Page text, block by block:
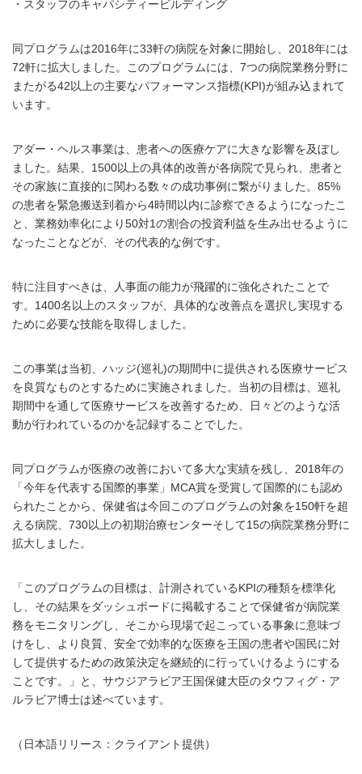
・スタッフのキャパシティービルディング
同プログラムは2016年に33軒の病院を対象に開始し、2018年には
72軒に拡大しました。このプログラムには、7つの病院業務分野に
またがる42以上の主要なパフォーマンス指標(KPI)が組み込まれて
います。
アダー・ヘルス事業は、患者への医療ケアに大きな影響を及ぼし
ました。結果、1500以上の具体的改善が各病院で見られ、患者と
その家族に直接的に関わる数々の成功事例に繋がりました。85%
の患者を緊急搬送到着から4時間以内に診察できるようになったこ
と、業務効率化により50対1の割合の投資利益を生み出せるように
なったことなどが、その代表的な例です。
特に注目すべきは、人事面の能力が飛躍的に強化されたことで
す。1400名以上のスタッフが、具体的な改善点を選択し実現する
ために必要な技能を取得しました。
この事業は当初、ハッジ(巡礼)の期間中に提供される医療サービス
を良質なものとするために実施されました。当初の目標は、巡礼
期間中を通して医療サービスを改善するため、日々どのような活
動が行われているのかを記録することでした。
同プログラムが医療の改善において多大な実績を残し、2018年の
「今年を代表する国際的事業」MCA賞を受賞して国際的にも認め
られたことから、保健省は今回このプログラムの対象を150軒を超
える病院、730以上の初期治療センターそして15の病院業務分野に
拡大しました。
「このプログラムの目標は、計測されているKPIの種類を標準化
し、その結果をダッシュボードに掲載することで保健省が病院業
務をモニタリングし、そこから現場で起こっている事象に意味づ
けをし、より良質、安全で効率的な医療を王国の患者や国民に対
して提供するための政策決定を継続的に行っていけるようにする
ことです。」と、サウジアラビア王国保健大臣のタウフィグ・ア
ルラビア博士は述べています。
（日本語リリース：クライアント提供）